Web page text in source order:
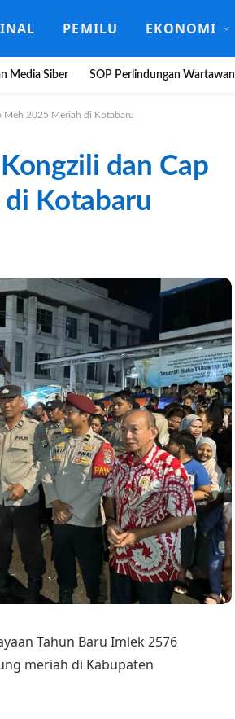
PEMILU EKONOMI
Media Siber SOP Perlindungan Wartawan
Meh 2025 Meriah di Kotabaru
dan Cap
Kotabaru
Tahun Baru Imlek 2576
meriah di Kabupaten